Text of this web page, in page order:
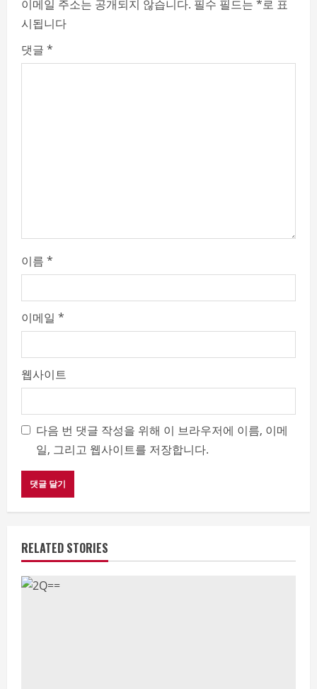
R
e
이메일 주소는 공개되지 않습니다. 필수 필드는 *로 표
시됩니다
댓글 *
이름 *
이메일 *
웹사이트
다음 번 댓글 작성을 위해 이 브라우저에 이름, 이메
일, 그리고 웹사이트를 저장합니다.
RELATED STORIES